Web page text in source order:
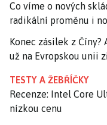
Co víme o nových
radikální proměnu i
Konec zásilek z Číny?
už na Evropskou unii
TESTY A ŽEBŘÍČKY
Recenze: Intel Core
nízkou cenu